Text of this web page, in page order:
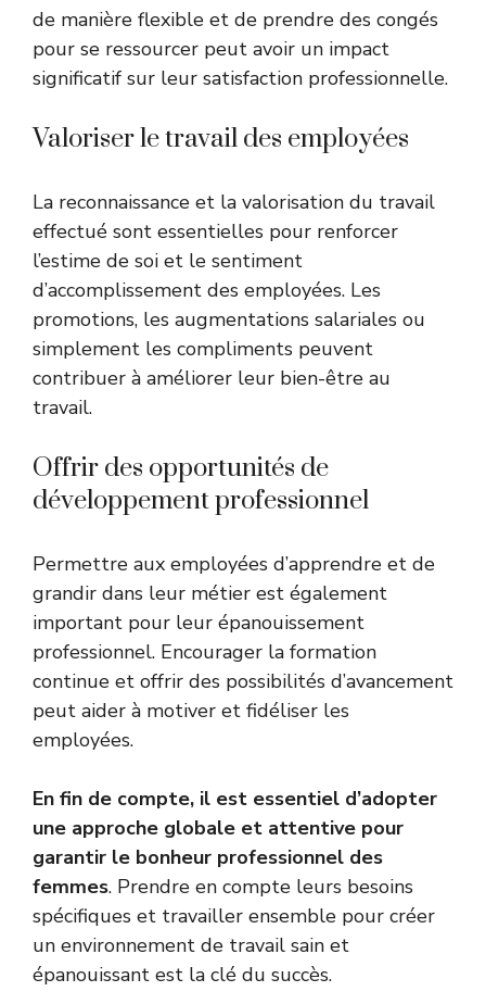
de manière flexible et de prendre des congés
pour se ressourcer peut avoir un impact
significatif sur leur satisfaction professionnelle.
Valoriser le travail des employées
La reconnaissance et la valorisation du travail
effectué sont essentielles pour renforcer
l’estime de soi et le sentiment
d’accomplissement des employées. Les
promotions, les augmentations salariales ou
simplement les compliments peuvent
contribuer à améliorer leur bien-être au
travail.
Offrir des opportunités de
développement professionnel
Permettre aux employées d’apprendre et de
grandir dans leur métier est également
important pour leur épanouissement
professionnel. Encourager la formation
continue et offrir des possibilités d’avancement
peut aider à motiver et fidéliser les
employées.
En fin de compte, il est essentiel d’adopter
une approche globale et attentive pour
garantir le bonheur professionnel des
femmes. Prendre en compte leurs besoins
spécifiques et travailler ensemble pour créer
un environnement de travail sain et
épanouissant est la clé du succès.